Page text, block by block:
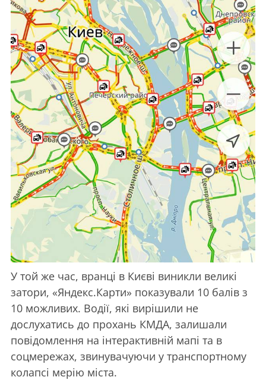
У той же час, вранці в Києві виникли великі
затори, «Яндекс.Карти» показували 10 балів з
10 можливих. Водії, які вирішили не
дослухатись до прохань КМДА, залишали
повідомлення на інтерактивній мапі та в
соцмережах, звинувачуючи у транспортному
колапсі мерію міста.